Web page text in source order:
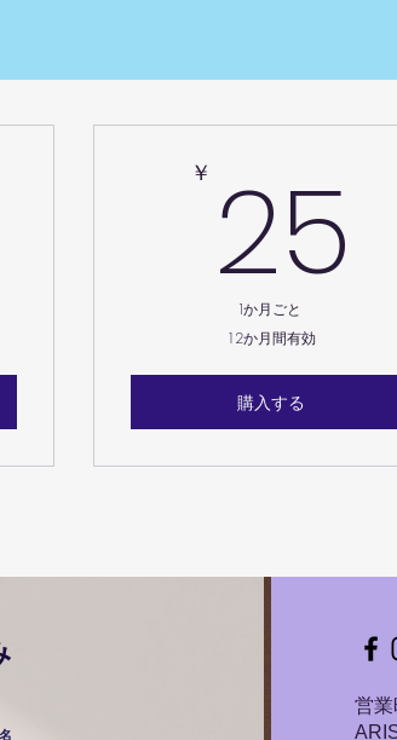
￥
￥ 25
1か月ごと
12か月間有効
購入する
名
営